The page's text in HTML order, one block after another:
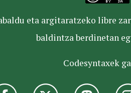
eta argitaratzeko libre
baldintza berdinetan
Codesyntaxek